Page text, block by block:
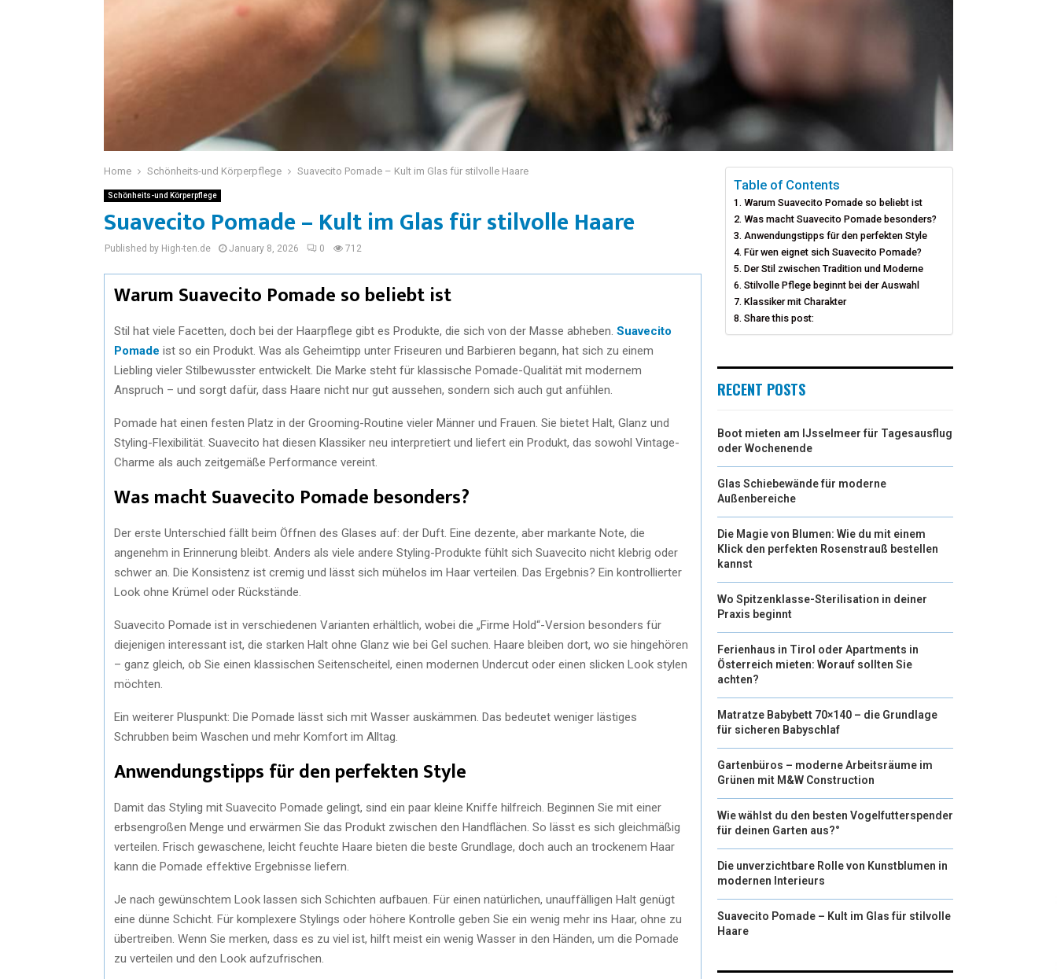
Home Schönheits-und Körperpflege Suavecito Pomade – Kult im Glas für stilvolle Haare
Schönheits-und Körperpflege
Suavecito Pomade – Kult im Glas für stilvolle Haare
Published by High-ten.de January 8, 2026 0 712
Warum Suavecito Pomade so beliebt ist
Stil hat viele Facetten, doch bei der Haarpflege gibt es Produkte, die sich von der Masse abheben. Suavecito
Pomade ist so ein Produkt. Was als Geheimtipp unter Friseuren und Barbieren begann, hat sich zu einem
Liebling vieler Stilbewusster entwickelt. Die Marke steht für klassische Pomade-Qualität mit modernem
Anspruch – und sorgt dafür, dass Haare nicht nur gut aussehen, sondern sich auch gut anfühlen.
Pomade hat einen festen Platz in der Grooming-Routine vieler Männer und Frauen. Sie bietet Halt, Glanz und
Styling-Flexibilität. Suavecito hat diesen Klassiker neu interpretiert und liefert ein Produkt, das sowohl Vintage-
Charme als auch zeitgemäße Performance vereint.
Was macht Suavecito Pomade besonders?
Der erste Unterschied fällt beim Öffnen des Glases auf: der Duft. Eine dezente, aber markante Note, die
angenehm in Erinnerung bleibt. Anders als viele andere Styling-Produkte fühlt sich Suavecito nicht klebrig oder
schwer an. Die Konsistenz ist cremig und lässt sich mühelos im Haar verteilen. Das Ergebnis? Ein kontrollierter
Look ohne Krümel oder Rückstände.
Suavecito Pomade ist in verschiedenen Varianten erhältlich, wobei die „Firme Hold“-Version besonders für
diejenigen interessant ist, die starken Halt ohne Glanz wie bei Gel suchen. Haare bleiben dort, wo sie hingehören
– ganz gleich, ob Sie einen klassischen Seitenscheitel, einen modernen Undercut oder einen slicken Look stylen
möchten.
Ein weiterer Pluspunkt: Die Pomade lässt sich mit Wasser auskämmen. Das bedeutet weniger lästiges
Schrubben beim Waschen und mehr Komfort im Alltag.
Anwendungstipps für den perfekten Style
Damit das Styling mit Suavecito Pomade gelingt, sind ein paar kleine Kniffe hilfreich. Beginnen Sie mit einer
erbsengroßen Menge und erwärmen Sie das Produkt zwischen den Handflächen. So lässt es sich gleichmäßig
verteilen. Frisch gewaschene, leicht feuchte Haare bieten die beste Grundlage, doch auch an trockenem Haar
kann die Pomade effektive Ergebnisse liefern.
Je nach gewünschtem Look lassen sich Schichten aufbauen. Für einen natürlichen, unauffälligen Halt genügt
eine dünne Schicht. Für komplexere Stylings oder höhere Kontrolle geben Sie ein wenig mehr ins Haar, ohne zu
übertreiben. Wenn Sie merken, dass es zu viel ist, hilft meist ein wenig Wasser in den Händen, um die Pomade
zu verteilen und den Look aufzufrischen.
Table of Contents
Warum Suavecito Pomade so beliebt ist
Was macht Suavecito Pomade besonders?
Anwendungstipps für den perfekten Style
Für wen eignet sich Suavecito Pomade?
Der Stil zwischen Tradition und Moderne
Stilvolle Pflege beginnt bei der Auswahl
Klassiker mit Charakter
Share this post:
RECENT POSTS
Boot mieten am IJsselmeer für Tagesausflug
oder Wochenende
Glas Schiebewände für moderne
Außenbereiche
Die Magie von Blumen: Wie du mit einem
Klick den perfekten Rosenstrauß bestellen
kannst
Wo Spitzenklasse-Sterilisation in deiner
Praxis beginnt
Ferienhaus in Tirol oder Apartments in
Österreich mieten: Worauf sollten Sie
achten?
Matratze Babybett 70×140 – die Grundlage
für sicheren Babyschlaf
Gartenbüros – moderne Arbeitsräume im
Grünen mit M&W Construction
Wie wählst du den besten Vogelfutterspender
für deinen Garten aus?°
Die unverzichtbare Rolle von Kunstblumen in
modernen Interieurs
Suavecito Pomade – Kult im Glas für stilvolle
Haare